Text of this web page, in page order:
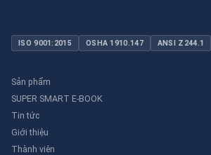
ISO 9001:2015 OSHA 1910.147 ANSI Z244.1
Sản phẩm
SUPER SMART E-BOOK
Tin tức
Giới thiệu
Thành viên